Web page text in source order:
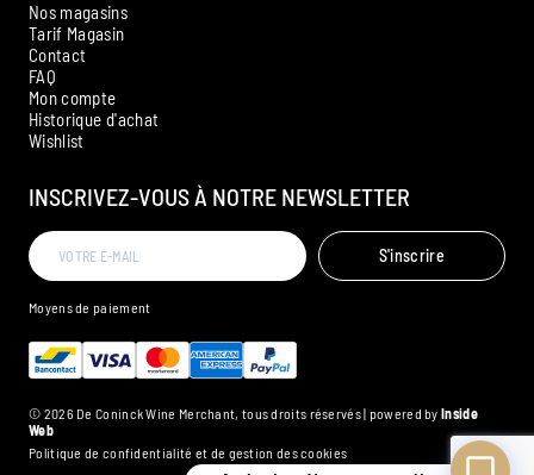
Nos magasins
Tarif Magasin
Contact
FAQ
Mon compte
Historique d'achat
Wishlist
INSCRIVEZ-VOUS À NOTRE NEWSLETTER
S'inscrire
Moyens de paiement
© 2026 De Coninck Wine Merchant, tous droits réservés | powered byInside
Web
Politique de confidentialité et de gestion des cookies